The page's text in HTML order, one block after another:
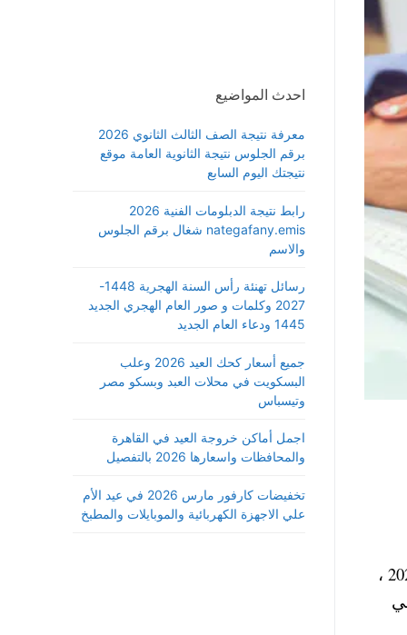
وحسبما اعلنت وزارة التعليم رسميا ان موعد بداية الدراسة في المدارس والجامعات المصرية الترم التاني 2026 ،
في
احدث المواضيع
معرفة نتيجة الصف الثالث الثانوي 2026
برقم الجلوس نتيجة الثانوية العامة موقع
نتيجتك اليوم السابع
رابط نتيجة الدبلومات الفنية 2026
nategafany.emis شغال برقم الجلوس
والاسم
رسائل تهنئة رأس السنة الهجرية 1448-
2027 وكلمات و صور العام الهجري الجديد
1445 ودعاء العام الجديد
جميع أسعار كحك العيد 2026 وعلب
البسكويت في محلات العبد وبسكو مصر
وتيسباس
اجمل أماكن خروجة العيد في القاهرة
والمحافظات واسعارها 2026 بالتفصيل
تخفيضات كارفور مارس 2026 في عيد الأم
علي الاجهزة الكهربائية والموبايلات والمطبخ